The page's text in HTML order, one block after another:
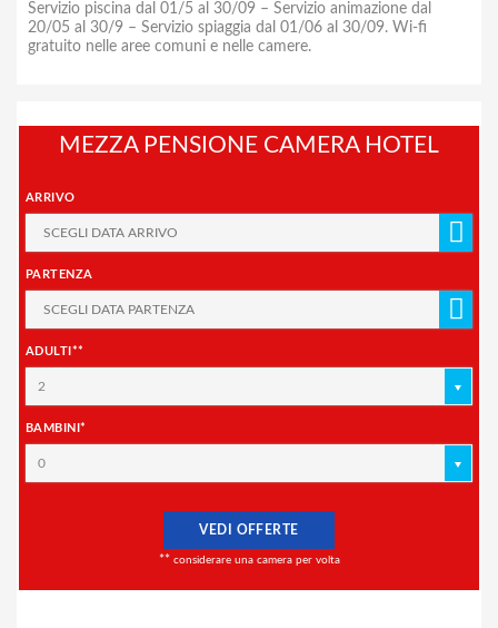
Servizio piscina dal 01/5 al 30/09 – Servizio animazione dal
20/05 al 30/9 – Servizio spiaggia dal 01/06 al 30/09. Wi-fi
gratuito nelle aree comuni e nelle camere.
MEZZA PENSIONE CAMERA HOTEL
ARRIVO
PARTENZA
ADULTI**
2
BAMBINI*
0
VEDI OFFERTE
** considerare una camera per volta